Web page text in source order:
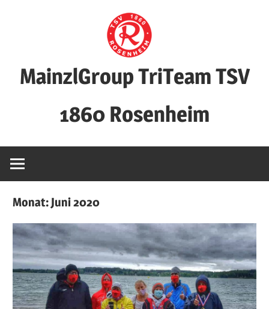
MainzlGroup TriTeam TSV
1860 Rosenheim
Monat: Juni 2020